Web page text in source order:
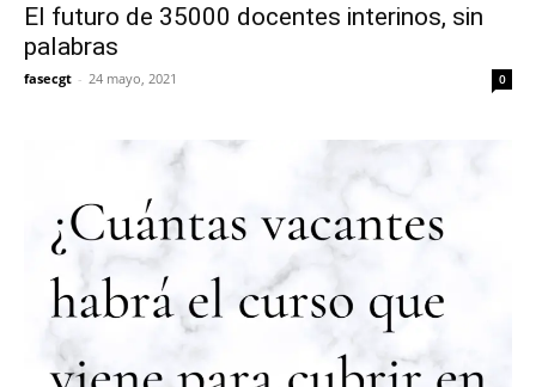
El futuro de 35000 docentes interinos, sin
palabras
fasecgt - 24 mayo, 2021 0